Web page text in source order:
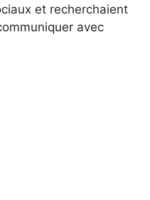
et recherchaient
avec